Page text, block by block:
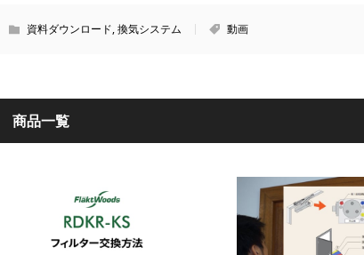
資料ダウンロード,換気システム 動画
商品一覧